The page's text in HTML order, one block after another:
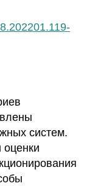
систем.